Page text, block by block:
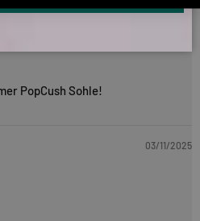
PopCush Sohle!
03/11/2025